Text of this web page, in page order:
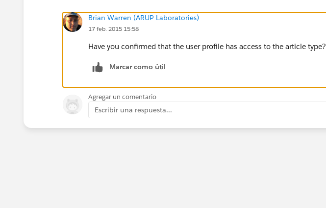
Brian Warren (ARUP Laboratories)
17 feb. 2015 15:58
Have you confirmed that the user profile has access to the article type?
Marcar como útil
Agregar un comentario
Escribir una respuesta...